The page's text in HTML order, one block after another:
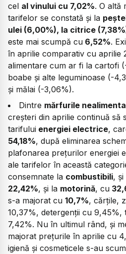
cel al vinului cu 7,02%. O altă
tarifelor se constată și la
ulei (6,00%), la citrice
este mai scumpă cu 6,52%.
în aprilie comparativ cu aprilie
alimentare cum ar fi la cartofi
boabe și alte leguminoase (-
și mălai (-3,06%).
Dintre mărfurile
creşteri din aprilie continuă să
tarifului energiei electrice,
54,18%, după eliminarea
plafonarea prețurilor energiei
ale tarifelor în această
consemnate la combustibili, și
22,42%, și la motorină, cu
s-a majorat cu 10,7%, cărțile,
10,37%, detergenții cu 9,45%,
7,42%. Nu în ultimul rând, și
majorat prețurile în aprilie cu
igienă și cosmeticele s-au